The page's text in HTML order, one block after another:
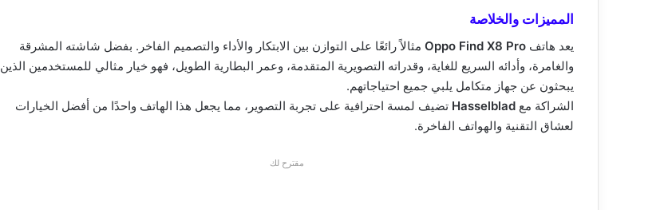
المميزات والخلاصة
يعد هاتف Oppo Find X8 Pro مثالاً رائعًا على التوازن بين الابتكار والأداء والتصميم الفاخر. بفضل شاشته المشرقة
والغامرة، وأدائه السريع للغاية، وقدراته التصويرية المتقدمة، وعمر البطارية الطويل، فهو خيار مثالي للمستخدمين الذين
يبحثون عن جهاز متكامل يلبي جميع احتياجاتهم.
الشراكة مع Hasselblad تضيف لمسة احترافية على تجربة التصوير، مما يجعل هذا الهاتف واحدًا من أفضل الخيارات
لعشاق التقنية والهواتف الفاخرة.
مقترح لك